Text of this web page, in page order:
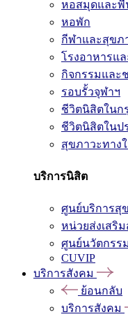
หอสมุดและพื้
หอพัก
กีฬาและสุขภ
โรงอาหารแล
กิจกรรมและ
รอบรั้วจุฬาฯ
ชีวิตนิสิตในก
ชีวิตนิสิตในป
สุขภาวะทาง
บริการนิสิต
ศูนย์บริการสุ
หน่วยส่งเสริ
ศูนย์นวัตกรรม
CUVIP
บริการสังคม
ย้อนกลับ
บริการสังคม